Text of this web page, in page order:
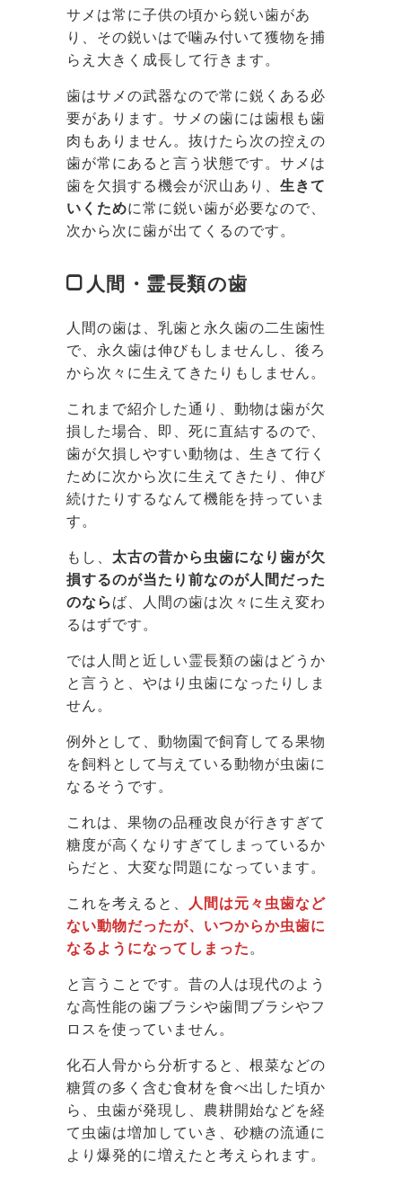
サメは常に子供の頃から鋭い歯があ
り、その鋭いはで噛み付いて獲物を捕
らえ大きく成長して行きます。
歯はサメの武器なので常に鋭くある必
要があります。サメの歯には歯根も歯
肉もありません。抜けたら次の控えの
歯が常にあると言う状態です。サメは
歯を欠損する機会が沢山あり、 生きて
いくために常に鋭い歯が必要なので、
次から次に歯が出てくるのです。
人間・霊長類の歯
人間の歯は、乳歯と永久歯の二生歯性
で、永久歯は伸びもしませんし、後ろ
から次々に生えてきたりもしません。
これまで紹介した通り、動物は歯が欠
損した場合、即、死に直結するので、
歯が欠損しやすい動物は、生きて行く
ために次から次に生えてきたり、伸び
続けたりするなんて機能を持っていま
す。
もし、 太古の昔から虫歯になり歯が欠
損するのが当たり前なのが人間だった
のなら ば、人間の歯は次々に生え変わ
るはずです。
では人間と近しい霊長類の歯はどうか
と言うと、やはり虫歯になったりしま
せん。
例外として、動物園で飼育してる果物
を飼料として与えている動物が虫歯に
なるそうです。
これは、果物の品種改良が行きすぎて
糖度が高くなりすぎてしまっているか
らだと、大変な問題になっています。
これを考えると、
人間は元々虫歯など
ない動物だったが、いつからか虫歯に
なるようになってしまった 。
と言うことです。昔の人は現代のよう
な高性能の歯ブラシや歯間ブラシやフ
ロスを使っていません。
化石人骨から分析すると、根菜などの
糖質の多く含む食材を食べ出した頃か
ら、虫歯が発現し、農耕開始などを経
て虫歯は増加していき、砂糖の流通に
より爆発的に増えたと考えられます。